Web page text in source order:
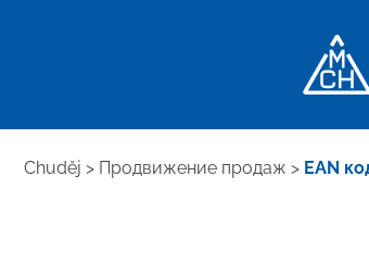
Chuděj > Продвижение продаж > EAN